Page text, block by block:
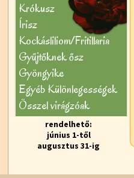
Krókusz
Írisz
Kockásliliom/Fritillaria
Gyűjtőknek ősz
Gyöngyike
Egyéb Különlegességek
Õsszel virágzóak
rendelhető:
június 1-től
augusztus 31-ig